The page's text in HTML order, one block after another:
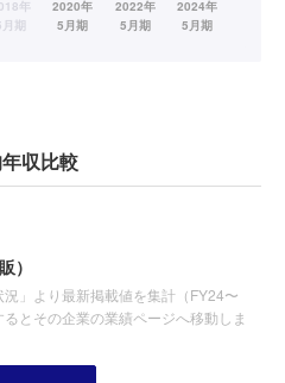
収比較
）
」より最新掲載値を集計（FY24〜
とその企業の業績ページへ移動しま